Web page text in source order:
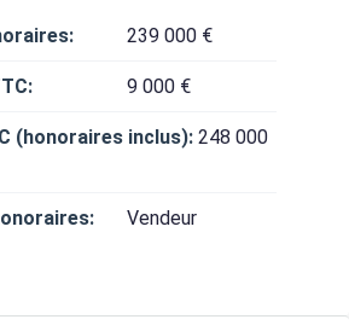
239 000 €
9 000 €
(honoraires inclus): 248 000
Vendeur